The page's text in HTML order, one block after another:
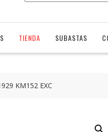
TIENDA SUBASTAS
KM152 EXC